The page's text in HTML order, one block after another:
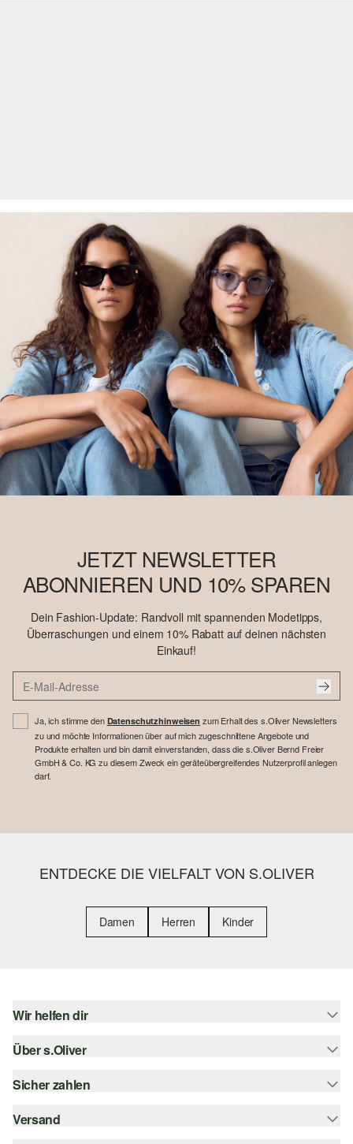
JETZT NEWSLETTER
ABONNIEREN UND 10% SPAREN
Dein Fashion-Update: Randvoll mit spannenden Modetipps,
Überraschungen und einem 10% Rabatt auf deinen nächsten
Einkauf!
Ja, ich stimme den Datenschutzhinweisen zum Erhalt des s.Oliver Newsletters
zu und möchte Informationen über auf mich zugeschnittene Angebote und
Produkte erhalten und bin damit einverstanden, dass die s.Oliver Bernd Freier
GmbH & Co. KG zu diesem Zweck ein geräteübergreifendes Nutzerprofil anlegen
darf.
ENTDECKE DIE VIELFALT VON S.OLIVER
Damen Herren Kinder
Wir helfen dir
Hilfe & FAQ
Größenberatung
Über s.Oliver
s.Oliver Magazin
Whatsapp
Sicher zahlen
Rechnung
Versand